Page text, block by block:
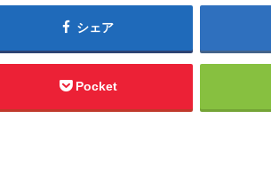
シェア
Pocket